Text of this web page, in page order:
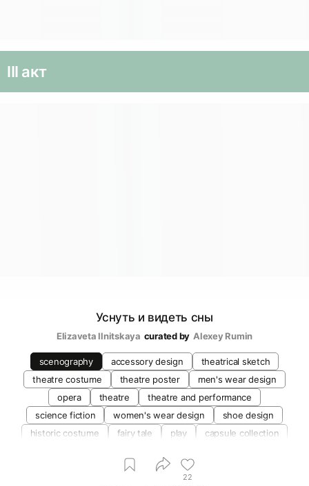
III акт
Уснуть и видеть сны
Elizaveta Ilnitskaya curated by Аlexey Rumin
scenography accessory design
theatrical sketch
theatre costume
theatre poster
men's wear design
opera
theatre
theatre and performance
science fiction
women's wear design
shoe design
historic costume
fairy tale play capsule collection
22